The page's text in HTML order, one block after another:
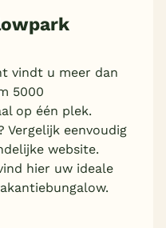
vindt u meer dan
5000
op één plek.
Vergelijk eenvoudig
website.
hier uw ideale